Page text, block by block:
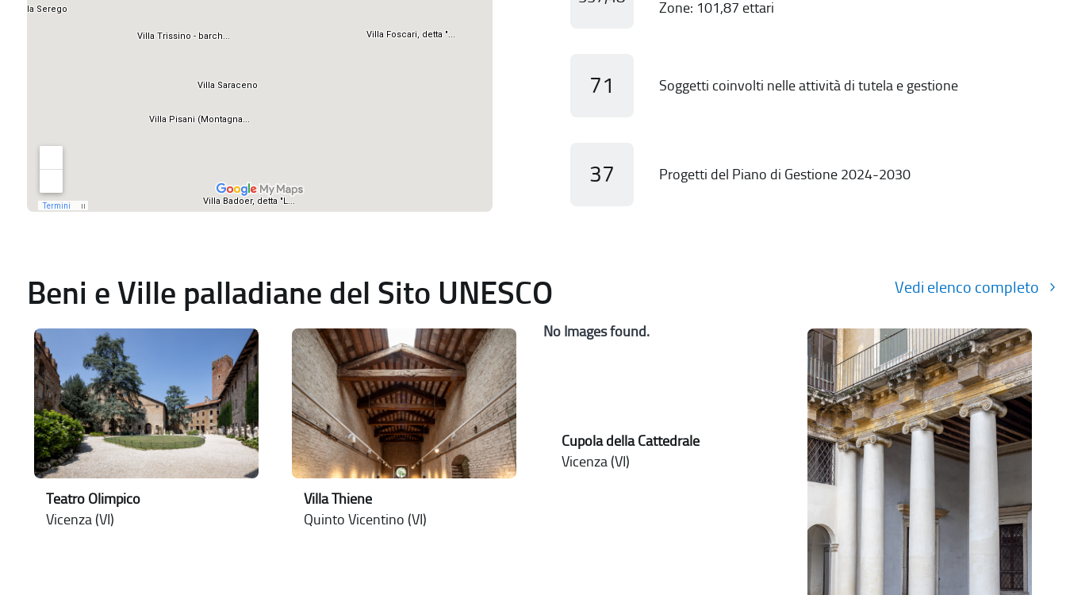
Zone: 101,87 ettari
71 Soggetti coinvolti nelle attività di tutela e gestione
37 Progetti del Piano di Gestione 2024-2030
Beni e Ville palladiane del Sito UNESCO Vedi elenco completo
Teatro Olimpico
Vicenza (VI)
Villa Thiene
Quinto Vicentino (VI)
No Images found.
Cupola della Cattedrale
Vicenza (VI)